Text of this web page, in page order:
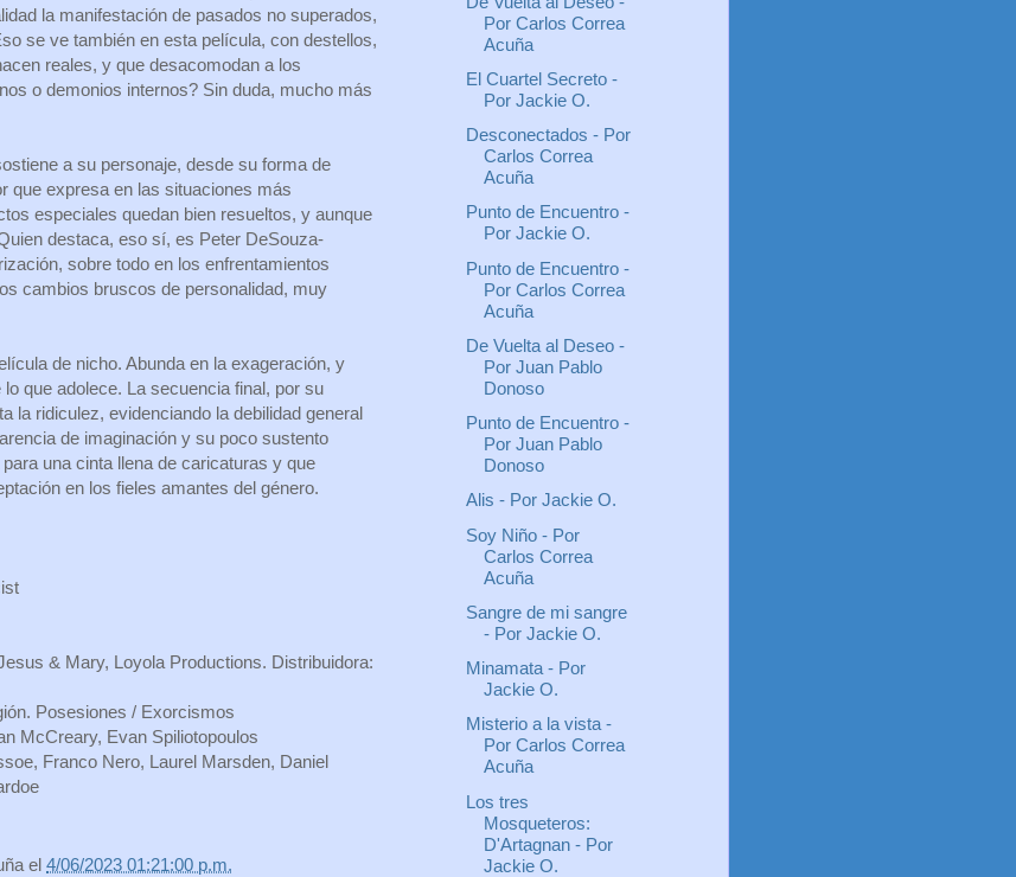
la manifestación de pasados no superados,
se ve también en esta película, con destellos,
reales, y que desacomodan a los
o demonios internos? Sin duda, mucho más
a su personaje, desde su forma de
que expresa en las situaciones más
especiales quedan bien resueltos, y aunque
destaca, eso sí, es Peter DeSouza-
sobre todo en los enfrentamientos
cambios bruscos de personalidad, muy
de nicho. Abunda en la exageración, y
que adolece. La secuencia final, por su
la ridiculez, evidenciando la debilidad general
de imaginación y su poco sustento
una cinta llena de caricaturas y que
en los fieles amantes del género.
& Mary, Loyola Productions. Distribuidora:
Posesiones / Exorcismos
McCreary, Evan Spiliotopoulos
Franco Nero, Laurel Marsden, Daniel
el 4/06/2023 01:21:00 p.m.
Por Carlos Correa
Acuña
El Cuartel Secreto -
Por Jackie O.
Desconectados - Por
Carlos Correa
Acuña
Punto de Encuentro -
Por Jackie O.
Punto de Encuentro -
Por Carlos Correa
Acuña
De Vuelta al Deseo -
Por Juan Pablo
Donoso
Punto de Encuentro -
Por Juan Pablo
Donoso
Alis - Por Jackie O.
Soy Niño - Por
Carlos Correa
Acuña
Sangre de mi sangre
- Por Jackie O.
Minamata - Por
Jackie O.
Misterio a la vista -
Por Carlos Correa
Acuña
Los tres
Mosqueteros:
D'Artagnan - Por
Jackie O.